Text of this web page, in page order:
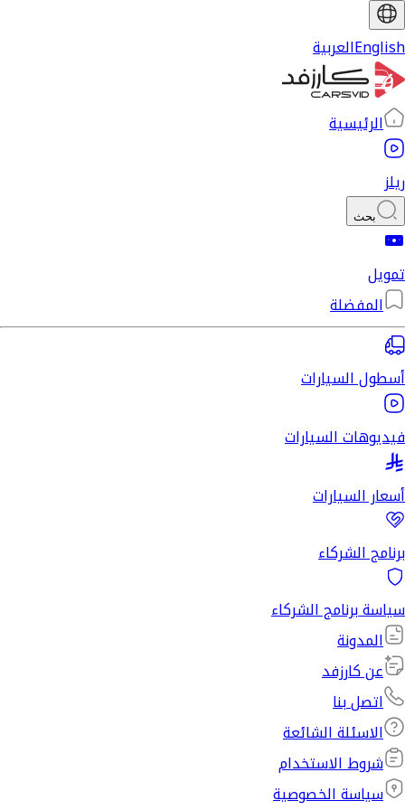
Englishالعربية
الرئيسية
ريلز
بحث
تمويل
المفضلة
أسطول السيارات
فيديوهات السيارات
أسعار السيارات
برنامج الشركاء
سياسة برنامج الشركاء
المدونة
عن كارزفد
اتصل بنا
الاسئلة الشائعة
شروط الاستخدام
سياسة الخصوصية